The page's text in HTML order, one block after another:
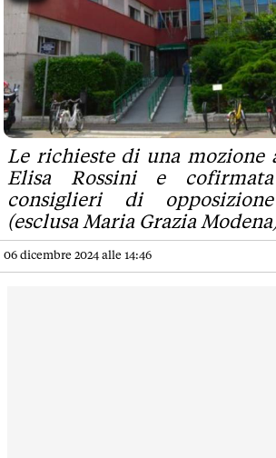
Le richieste di una mozione
Elisa Rossini e
consiglieri di
(esclusa Maria Grazia
06 dicembre 2024 alle 14:46